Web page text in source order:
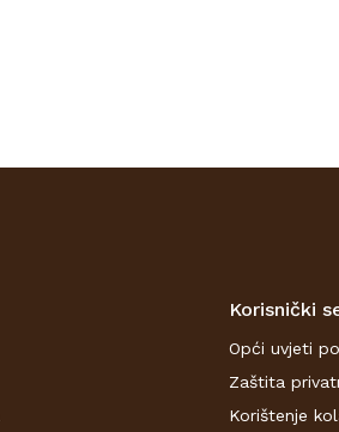
Korisnički
Opći uvjeti
Zaštita
Korištenje